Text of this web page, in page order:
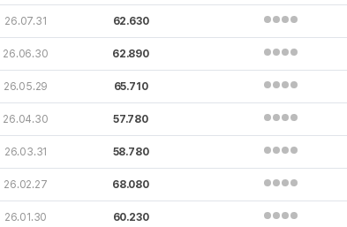
26.07.31 62.630
26.06.30 62.890
26.05.29 65.710
26.04.30 57.780
26.03.31 58.780
26.02.27 68.080
26.01.30 60.230